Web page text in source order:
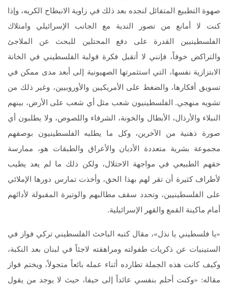
صهوة التطبيع المتفائل لنجده بعد ذلك في زاوية الانبطاح الكريه، وإذا
كنت لا أمانع من تصور الندية مع الجانب الإسرائيلي وامتلاك
الفلسطينيين القدرة على دفع المحتلين للبحث عن الملاجئ
والتراكض خوفاً، فإنني لا أتقبل فكرة قولبة الفلسطيني في الخانة
الابتزازية نفسها، التي استثمرتها الصهيونية إلى أبعد مدى ممكن في
تسويق أفكارها، والضغط على الأمريكيين والأوروبيين، وغير ذلك من
تشويه منهجي. الفلسطينيون شعب مثل أي شعب على الأرض، بينهم
النبلاء والأرذال، الأبطال والخونة، الشرفاء واللصوص، ولا يطلبون أي
صورة ذهنية من الآخرين، وكل ما يطلبه الفلسطينيون بوصفهم
مجموعة بشرية متعددة الأديان والأعراق والطبقات هو، ممارسة
حقهم الطبيعي في مواجهة الاحتلال، ولكن ذلك ما لم يعد يطيب
لأطراف كثيرة أن تقر لهم بهذا الحق، وأخذت تمارس دورها الإملائي
على الفلسطينيين، وتحدد سقف مطالبهم والوتيرة المقبولة لأدائهم
أمام ماكينة القمع والقهر الإسرائيلية.
«يا فلسطيني يا نذل»، مقال كتبه الباحث الفلسطيني تركي فواز في
الستينيات عن ذكريات طفولته ومراهقته لاجئاً في لبنان بعد النكبة،
وكيف كانت هذه الجملة تطارده أثناء عمله بائعاً متجولاً، ويختم فواز
مقاله: «وكنت أحلم بنفسي عائداً إلى حيفا، حيث لا يوجد من يقول